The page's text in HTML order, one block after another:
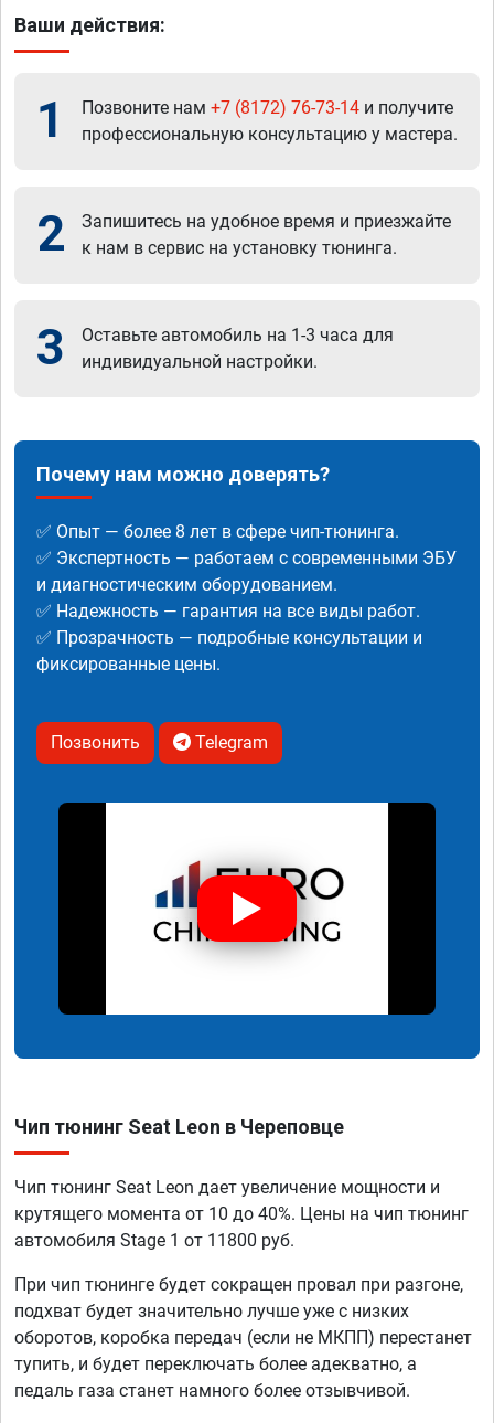
Ваши действия:
1 Позвоните нам +7 (8172) 76-73-14 и получите
профессиональную консультацию у мастера.
2
Запишитесь на удобное время и приезжайте
к нам в сервис на установку тюнинга.
3
Оставьте автомобиль на 1-3 часа для
индивидуальной настройки.
Почему нам можно доверять?
✅ Опыт — более 8 лет в сфере чип-тюнинга.
✅ Экспертность — работаем с современными ЭБУ
и диагностическим оборудованием.
✅ Надежность — гарантия на все виды работ.
✅ Прозрачность — подробные консультации и
фиксированные цены.
Позвонить Telegram
Чип тюнинг Seat Leon в Череповце
Чип тюнинг Seat Leon дает увеличение мощности и
крутящего момента от 10 до 40%. Цены на чип тюнинг
автомобиля Stage 1 от 11800 руб.
При чип тюнинге будет сокращен провал при разгоне,
подхват будет значительно лучше уже с низких
оборотов, коробка передач (если не МКПП) перестанет
тупить, и будет переключать более адекватно, а
педаль газа станет намного более отзывчивой.